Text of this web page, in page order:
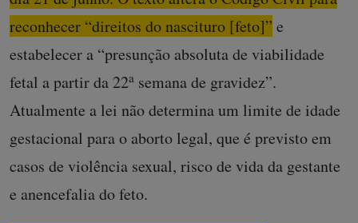
reconhecer “direitos do nascituro [feto]” e
estabelecer a “presunção absoluta de viabilidade
fetal a partir da 22a semana de gravidez”.
Atualmente a lei não determina um limite de idade
gestacional para o aborto legal, que é previsto em
casos de violência sexual, risco de vida da gestante
e anencefalia do feto.